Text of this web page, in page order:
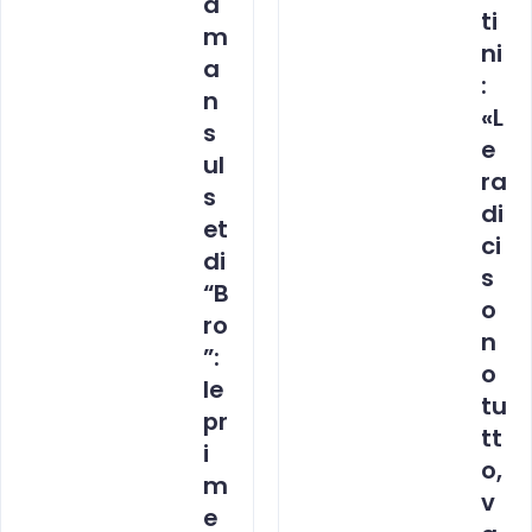
m
a
n
s
ul
s
et
di
“B
ro
”:
le
pr
i
m
e
ti
ni
:
«L
e
ra
di
ci
s
o
n
o
tu
tt
o,
v